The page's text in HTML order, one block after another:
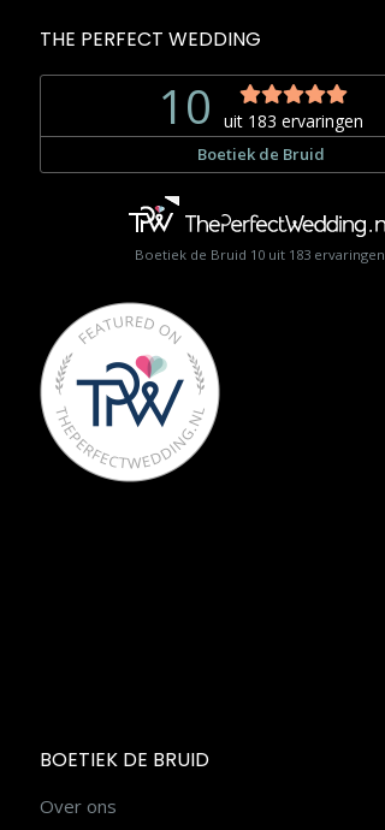
THE PERFECT WEDDING
Boetiek de Bruid 10uit 183ervaringen
BOETIEK DE BRUID
Over ons